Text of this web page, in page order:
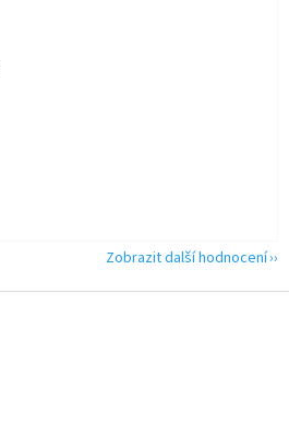
je 5 z 5 hvězdiček.
je 5 z 5 hvězdiček.
Zobrazit další hodnocení